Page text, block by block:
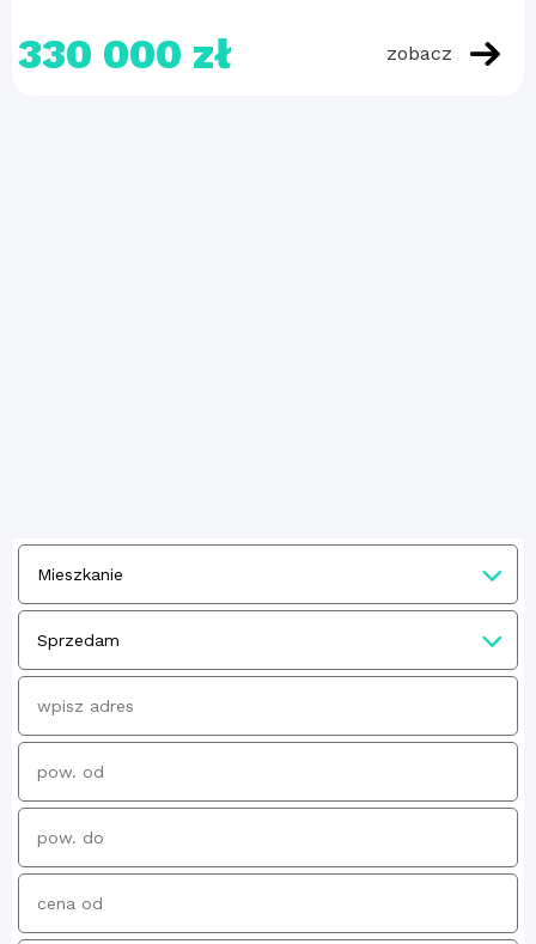
330 000 zł zobacz